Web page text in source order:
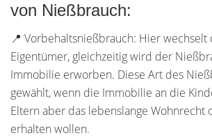
von Nießbrauch:
📍 Vorbehaltsnießbrauch: Hier wechselt
Eigentümer, gleichzeitig wird der
Immobilie erworben. Diese Art des
gewählt, wenn die Immobilie an die
Eltern aber das lebenslange Wohnrecht
erhalten wollen.